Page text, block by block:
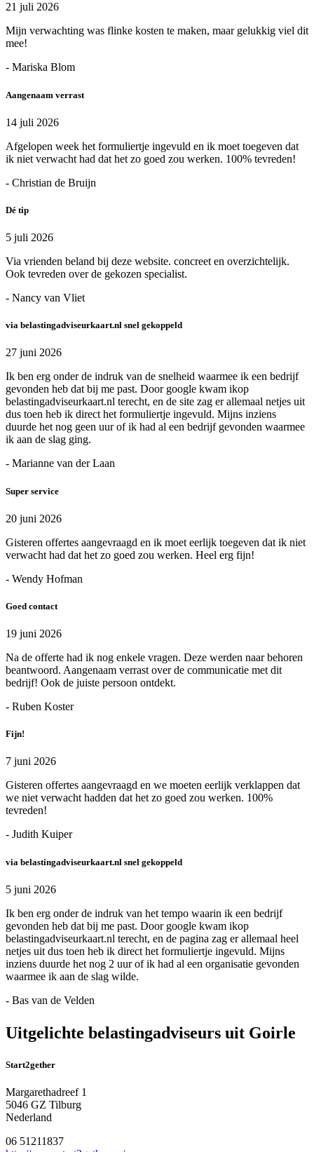
21 juli 2026
Mijn verwachting was flinke kosten te maken, maar gelukkig viel dit
mee!
- Mariska Blom
Aangenaam verrast
14 juli 2026
Afgelopen week het formuliertje ingevuld en ik moet toegeven dat
ik niet verwacht had dat het zo goed zou werken. 100% tevreden!
- Christian de Bruijn
Dé tip
5 juli 2026
Via vrienden beland bij deze website. concreet en overzichtelijk.
Ook tevreden over de gekozen specialist.
- Nancy van Vliet
via belastingadviseurkaart.nl snel gekoppeld
27 juni 2026
Ik ben erg onder de indruk van de snelheid waarmee ik een bedrijf
gevonden heb dat bij me past. Door google kwam ikop
belastingadviseurkaart.nl terecht, en de site zag er allemaal netjes uit
dus toen heb ik direct het formuliertje ingevuld. Mijns inziens
duurde het nog geen uur of ik had al een bedrijf gevonden waarmee
ik aan de slag ging.
- Marianne van der Laan
Super service
20 juni 2026
Gisteren offertes aangevraagd en ik moet eerlijk toegeven dat ik niet
verwacht had dat het zo goed zou werken. Heel erg fijn!
- Wendy Hofman
Goed contact
19 juni 2026
Na de offerte had ik nog enkele vragen. Deze werden naar behoren
beantwoord. Aangenaam verrast over de communicatie met dit
bedrijf! Ook de juiste persoon ontdekt.
- Ruben Koster
Fijn!
7 juni 2026
Gisteren offertes aangevraagd en we moeten eerlijk verklappen dat
we niet verwacht hadden dat het zo goed zou werken. 100%
tevreden!
- Judith Kuiper
via belastingadviseurkaart.nl snel gekoppeld
5 juni 2026
Ik ben erg onder de indruk van het tempo waarin ik een bedrijf
gevonden heb dat bij me past. Door google kwam ikop
belastingadviseurkaart.nl terecht, en de pagina zag er allemaal heel
netjes uit dus toen heb ik direct het formuliertje ingevuld. Mijns
inziens duurde het nog 2 uur of ik had al een organisatie gevonden
waarmee ik aan de slag wilde.
- Bas van de Velden
Uitgelichte belastingadviseurs uit Goirle
Start2gether
Margarethadreef 1
5046 GZ Tilburg
Nederland
06 51211837